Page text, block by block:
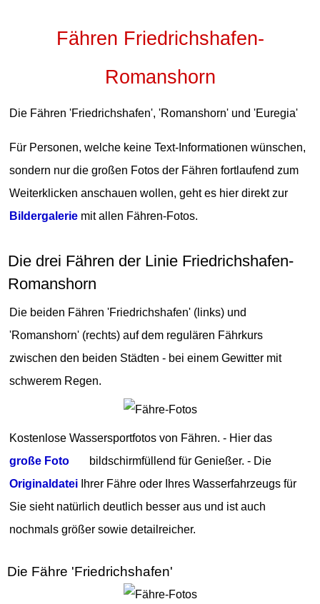
Fähren Friedrichshafen-
Romanshorn
Die Fähren 'Friedrichshafen', 'Romanshorn' und 'Euregia'
Für Personen, welche keine Text-Informationen wünschen,
sondern nur die großen Fotos der Fähren fortlaufend zum
Weiterklicken anschauen wollen, geht es hier direkt zur
Bildergalerie mit allen Fähren-Fotos.
Die drei Fähren der Linie Friedrichshafen-
Romanshorn
Die beiden Fähren 'Friedrichshafen' (links) und
'Romanshorn' (rechts) auf dem regulären Fährkurs
zwischen den beiden Städten - bei einem Gewitter mit
schwerem Regen.
Kostenlose Wassersportfotos von Fähren. - Hier das
große Foto
bildschirmfüllend für Genießer. - Die
Originaldatei Ihrer Fähre oder Ihres Wasserfahrzeugs für
Sie sieht natürlich deutlich besser aus und ist auch
nochmals größer sowie detailreicher.
Die Fähre 'Friedrichshafen'